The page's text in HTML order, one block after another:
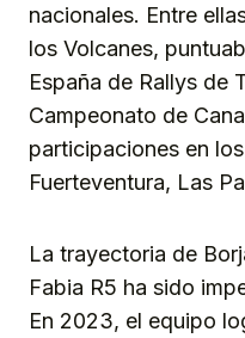
nacionales. Entre
los Volcanes,
España de Rallys de
Campeonato de
participaciones en
Fuerteventura, Las
La trayectoria de
Fabia R5 ha sido
En 2023, el equipo